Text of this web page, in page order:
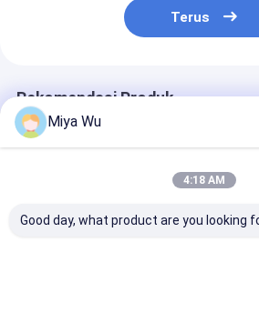
Terus
Rekomendasi Produk
Miya Wu
4:18 AM
Good day, what product are you looking